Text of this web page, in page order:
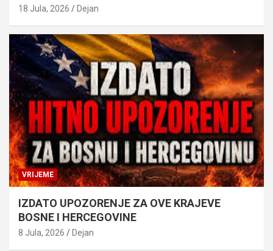
18 Jula, 2026 Dejan
VRIJEME
IZDATO UPOZORENJE ZA OVE KRAJEVE
BOSNE I HERCEGOVINE
8 Jula, 2026 Dejan